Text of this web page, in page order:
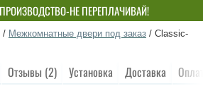
НЕ ПЕРЕПЛАЧИВАЙ!
/ Межкомнатные двери под заказ / Classic-
Отзывы (2) Установка Доставка